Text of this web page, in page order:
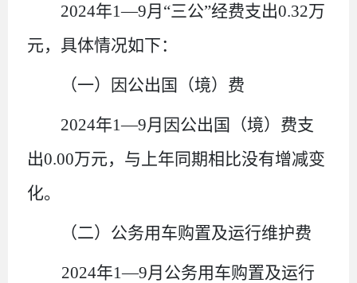
2024年1—9月“三公”经费支出0.32万
元，具体情况如下：
（一）因公出国（境）费
2024年1—9月因公出国（境）费支
出0.00万元，与上年同期相比没有增减变
化。
（二） 公务用车购置及运行维护费
2024年1—9月公务用车购置及运行